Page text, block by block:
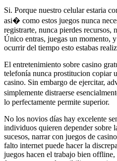
Si. Porque nuestro celular estaria
asi� como estos juegos nunca
registrarte, nunca pierdes recursos,
Único entras, juegas un momento,
ocurrir del tiempo esto estabas
El entretenimiento sobre casino
telefonía nunca prostitucion copiar
casino. Sin embargo de ejercitar,
simplemente distraerse
lo perfectamente permite superior.
No los novios días hay excelente
individuos quieren depender sobre
sucesos, narrar con juegos de
falto internet puede hacer la
juegos hacen el trabajo bien